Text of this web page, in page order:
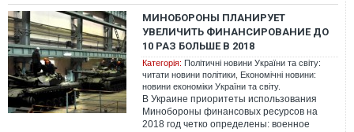
МИНОБОРОНЫ ПЛАНИРУЕТ
УВЕЛИЧИТЬ ФИНАНСИРОВАНИЕ ДО
10 РАЗ БОЛЬШЕ В 2018
Категорія: Політичні новини України та світу:
читати новини політики Економічні новини:
новини економіки України та світу.
В Украине приоритеты использования
Минобороны финансовых ресурсов на
2018 год четко определены: военное